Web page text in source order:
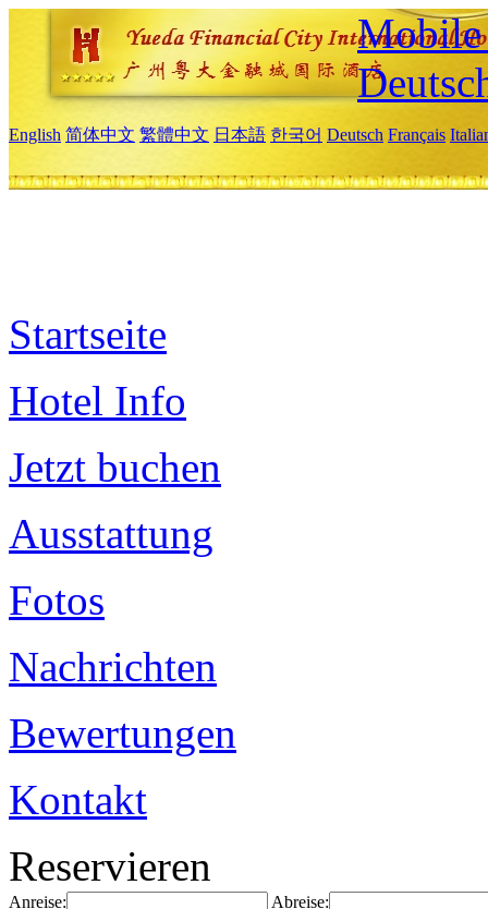
Mobile
English 简体中文 繁體中文 日本語 한국어 Deutsch Français
Startseite
Hotel Info
Jetzt buchen
Ausstattung
Fotos
Nachrichten
Bewertungen
Kontakt
Reservieren
Anreise: Abreise: